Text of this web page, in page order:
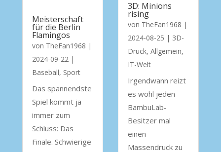
Meisterschaft
für die Berlin
Flamingos
von TheFan1968 |
2024-09-22|
Baseball, Sport
Das spannendste
Spiel kommt ja
immer zum
Schluss: Das
Finale. Schwierige
3D: Minions
rising
von TheFan1968 |
2024-08-25 | 3D-
Druck, Allgemein,
IT-Welt
Irgendwann reizt
es wohl jeden
BambuLab-
Besitzer mal
einen
Massendruck zu